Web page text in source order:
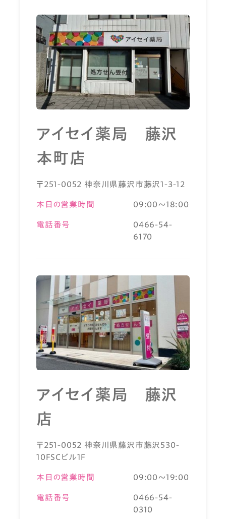
アイセイ薬局 藤沢
本町店
〒251-0052 神奈川県藤沢市藤沢1-3-12
本日の営業時間 09:00～18:00
電話番号
0466-54-
6170
アイセイ薬局 藤沢
店
〒251-0052 神奈川県藤沢市藤沢530-
10FSCビル1F
本日の営業時間 09:00～19:00
電話番号
0466-54-
0310